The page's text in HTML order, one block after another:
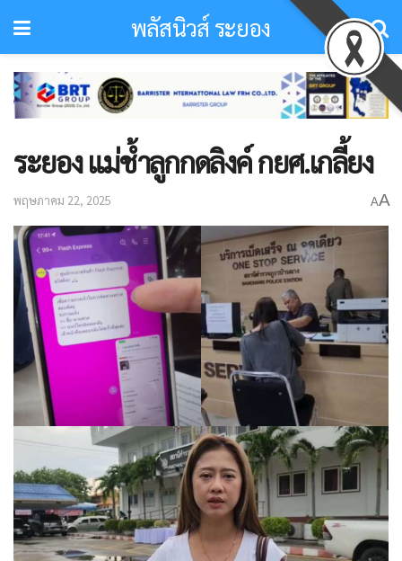
พลัสนิวส์ ระยอง
ระยอง แม่ช้ำลูกกดลิงค์ กยศ.เกลี้ยง
พฤษภาคม 22, 2025 AA